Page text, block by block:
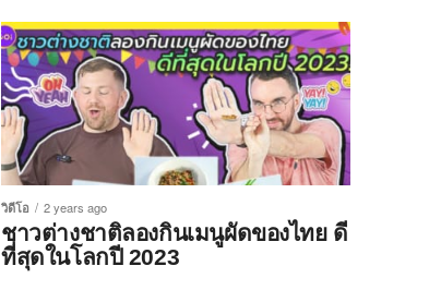
วิดีโอ 2 years ago
ชาวต่างชาติลองกินเมนูผัดของไทย ดี
ที่สุดในโลกปี 2023